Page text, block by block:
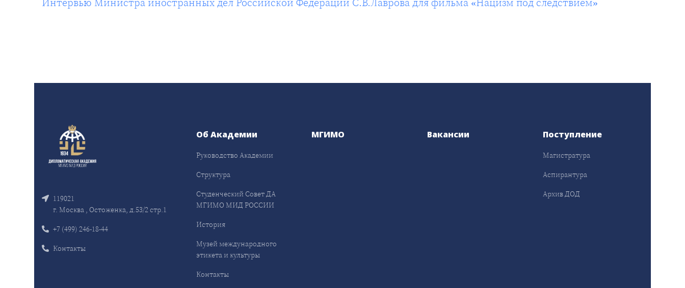
119021
г. Москва , Остоженка, д.53/2 стр.1
+7 (499) 246-18-44
Контакты
Об Академии
Руководство Академии
Структура
Студенческий Совет ДА
МГИМО МИД РОССИИ
История
Музей международного
этикета и культуры
Контакты
МГИМО Вакансии Поступление
Магистратура
Аспирантура
Архив ДОД